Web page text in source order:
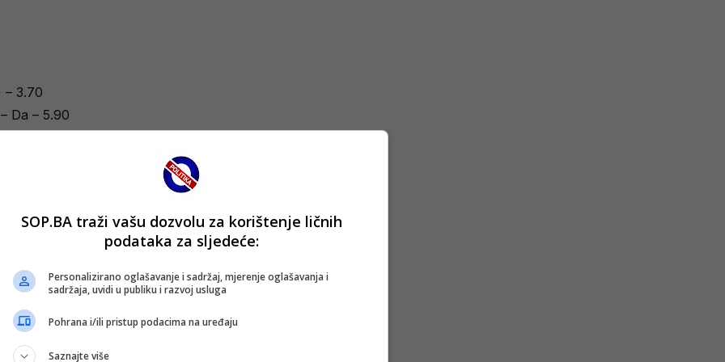
– 3.70
Da – 5.90
par već pri prednosti tvog tima od 2 razlike.
SOP.BA traži vašu dozvolu za korištenje ličnih
podataka za sljedeće:
Personalizirano oglašavanje i sadržaj, mjerenje oglašavanja i
sadržaja, uvidi u publiku i razvoj usluga
Pohrana i/ili pristup podacima na uređaju
Saznajte više